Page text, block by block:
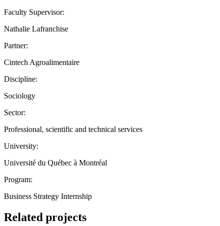
Faculty Supervisor:
Nathalie Lafranchise
Partner:
Cintech Agroalimentaire
Discipline:
Sociology
Sector:
Professional, scientific and technical services
University:
Université du Québec à Montréal
Program:
Business Strategy Internship
Related projects